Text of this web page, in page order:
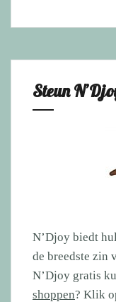
Steun
N’Djoy biedt
de breedste zin
N’Djoy gratis
shoppen? Klik